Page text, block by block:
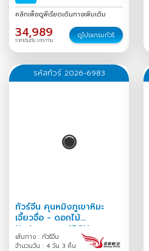
คลิกเพื่อดูพีเรียดเดินทางเพิ่มเติม
34,989
ราคาเริ่มต้น บาท/ท่าน
ดูโปรแกรมทัวร์
รหัสทัวร์ 2026-6983
ทัวร์จีน คุนหมิงภูเขาหิมะ
เจี้ยวจื่อ - ดอกไม้
Hydrangea 4D3N
เส้นทาง : ทัวร์จีน
จำนวนวัน : 4 วัน 3 คืน